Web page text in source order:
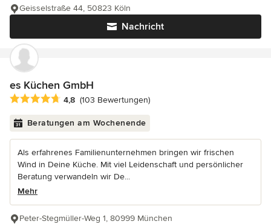
Nachricht
Geisselstraße 44, 50823 Köln
es Küchen GmbH
Durchschnittliche Bewertung: 4.8 von 5 Sternen
4,8 (103 Bewertungen)
Beratungen am Wochenende
Als erfahrenes Familienunternehmen bringen wir frischen
Wind in Deine Küche. Mit viel Leidenschaft und persönlicher
Beratung verwandeln wir De...
Mehr
Peter-Stegmüller-Weg 1, 80999 München